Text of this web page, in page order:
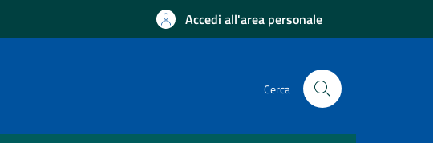
Accedi all'area personale
Cerca